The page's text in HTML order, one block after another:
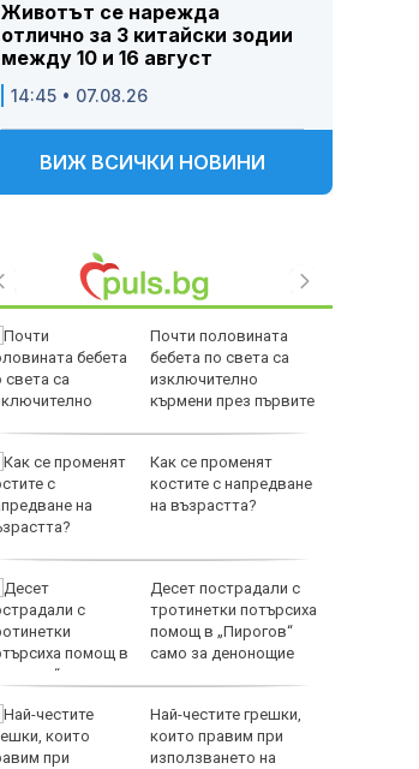
Животът се нарежда
отлично за 3 китайски зодии
между 10 и 16 август
14:45 • 07.08.26
ВИЖ ВСИЧКИ НОВИНИ
Почти половината
бебета по света са
изключително
кърмени през първите
Как се променят
костите с напредване
на възрастта?
Десет пострадали с
тротинетки потърсиха
помощ в „Пирогов“
само за денонощие
Най-честите грешки,
които правим при
използването на